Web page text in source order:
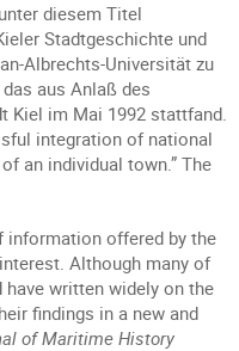
diesem Titel
Stadtgeschichte und
Albrechts-Universität zu
aus Anlaß des
Kiel im Mai 1992 stattfand.
integration of national
an individual town.” The
information offered by the
Although many of
written widely on the
findings in a new and
of Maritime History